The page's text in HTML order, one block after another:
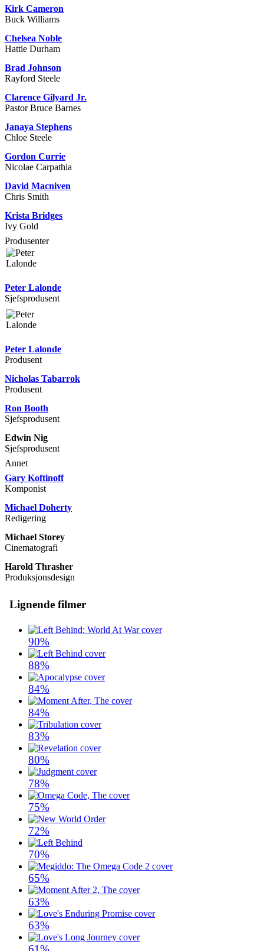
Kirk Cameron
Buck Williams
Chelsea Noble
Hattie Durham
Brad Johnson
Rayford Steele
Clarence Gilyard Jr.
Pastor Bruce Barnes
Janaya Stephens
Chloe Steele
Gordon Currie
Nicolae Carpathia
David Macniven
Chris Smith
Krista Bridges
Ivy Gold
Produsenter
Peter Lalonde
Sjefsprodusent
Peter Lalonde
Produsent
Nicholas Tabarrok
Produsent
Ron Booth
Sjefsprodusent
Edwin Nig
Sjefsprodusent
Annet
Gary Koftinoff
Komponist
Michael Doherty
Redigering
Michael Storey
Cinematografi
Harold Thrasher
Produksjonsdesign
Lignende filmer
90%
88%
84%
84%
83%
80%
78%
75%
72%
70%
65%
63%
63%